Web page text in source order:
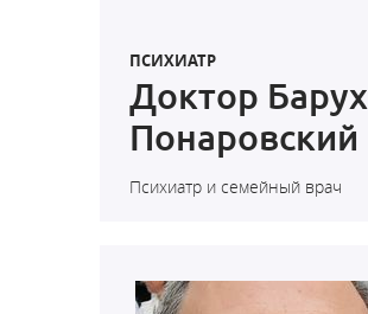
ПСИХИАТР
Доктор Барух
Понаровский
Психиатр и семейный врач